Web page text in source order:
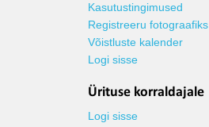
Kasutustingimused
Registreeru fotograafiks
Võistluste kalender
Logi sisse
Ürituse korraldajale
Logi sisse